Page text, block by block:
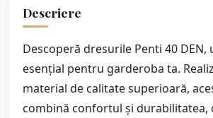
Descriere
Descoperă dresurile Penti 40 DEN,
esențial pentru garderoba ta.
material de calitate superioară,
combină confortul și durabilitatea,